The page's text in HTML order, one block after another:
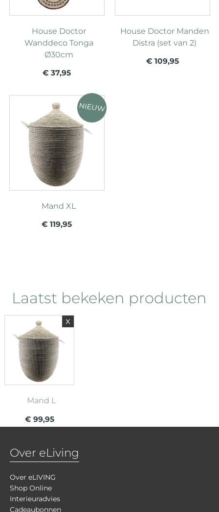
House Doctor
Wanddeco Tonga
Ø30cm
€ 37,95
House Doctor Manden
Distra (set van 2)
€ 109,95
Mand XL
€ 119,95
Laatst bekeken producten
Mand L
€ 99,95
x
Over eLiving
Over eLIVING
Shop Online
Interieuradvies
Cadeaubonnen